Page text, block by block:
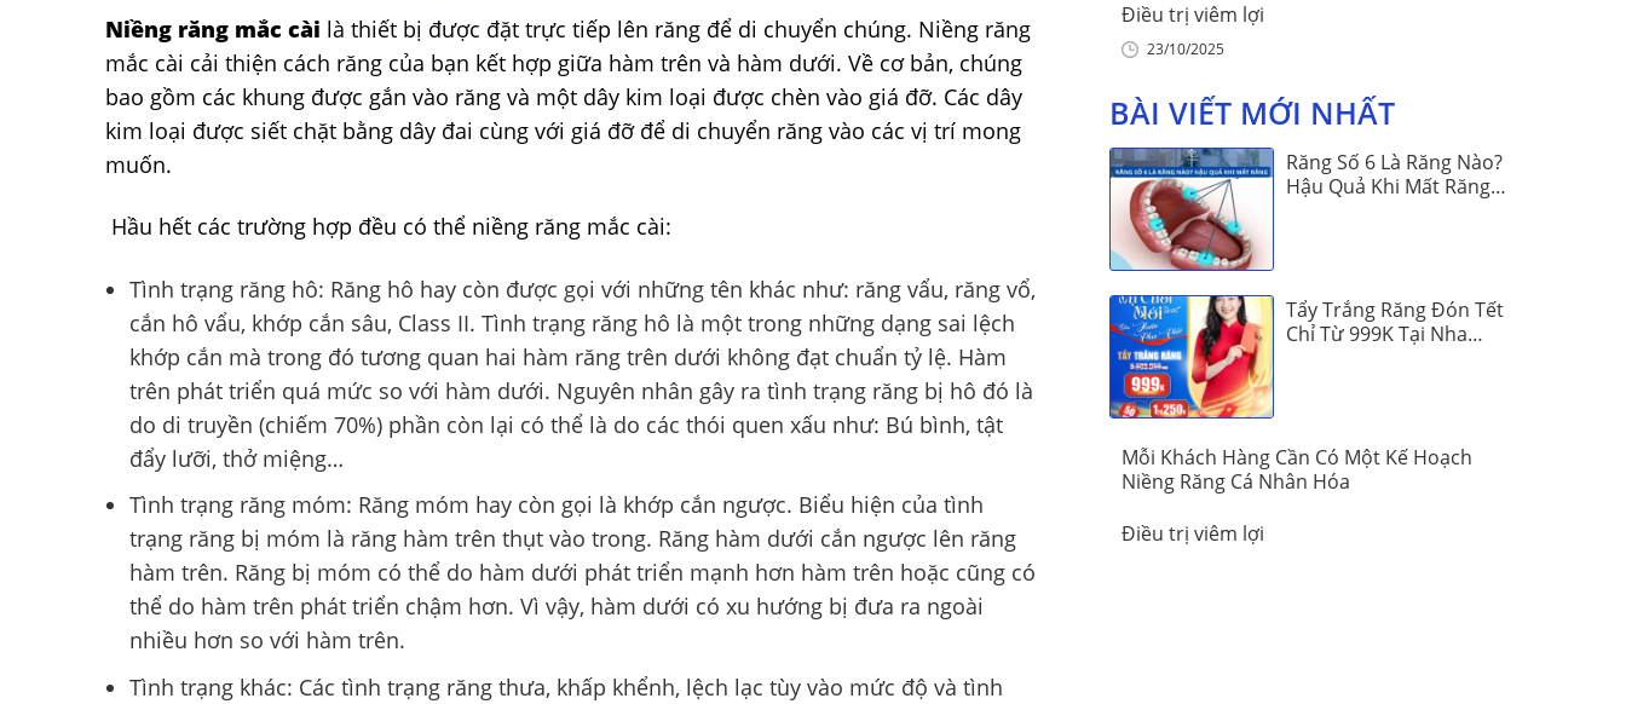
Niềng răng mắc cài là thiết bị được đặt trực tiếp lên răng để di chuyển chúng. Niềng răng
mắc cài cải thiện cách răng của bạn kết hợp giữa hàm trên và hàm dưới. Về cơ bản, chúng
bao gồm các khung được gắn vào răng và một dây kim loại được chèn vào giá đỡ. Các dây
kim loại được siết chặt bằng dây đai cùng với giá đỡ để di chuyển răng vào các vị trí mong
muốn.
Hầu hết các trường hợp đều có thể niềng răng mắc cài:
Tình trạng răng hô: Răng hô hay còn được gọi với những tên khác như: răng vẩu, răng vổ,
cắn hô vẩu, khớp cắn sâu, Class II. Tình trạng răng hô là một trong những dạng sai lệch
khớp cắn mà trong đó tương quan hai hàm răng trên dưới không đạt chuẩn tỷ lệ. Hàm
trên phát triển quá mức so với hàm dưới. Nguyên nhân gây ra tình trạng răng bị hô đó là
do di truyền (chiếm 70%) phần còn lại có thể là do các thói quen xấu như: Bú bình, tật
đẩy lưỡi, thở miệng…
Tình trạng răng móm: Răng móm hay còn gọi là khớp cắn ngược. Biểu hiện của tình
trạng răng bị móm là răng hàm trên thụt vào trong. Răng hàm dưới cắn ngược lên răng
hàm trên. Răng bị móm có thể do hàm dưới phát triển mạnh hơn hàm trên hoặc cũng có
thể do hàm trên phát triển chậm hơn. Vì vậy, hàm dưới có xu hướng bị đưa ra ngoài
nhiều hơn so với hàm trên.
Tình trạng khác: Các tình trạng răng thưa, khấp khểnh, lệch lạc tùy vào mức độ và tình
Điều trị viêm lợi
23/10/2025
BÀI VIẾT MỚI NHẤT
Răng Số 6 Là Răng Nào?
Hậu Quả Khi Mất Răng
Tẩy Trắng Răng Đón Tết
Chỉ Từ 999K Tại Nha
Mỗi Khách Hàng Cần Có Một Kế Hoạch
Niềng Răng Cá Nhân Hóa
Điều trị viêm lợi